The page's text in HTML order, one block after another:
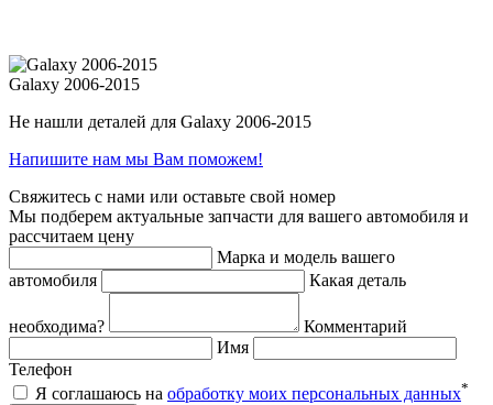
Galaxy 2006-2015
Не нашли деталей для Galaxy 2006-2015
Напишите нам мы Вам поможем!
Свяжитесь с нами или оставьте свой номер
Мы подберем актуальные запчасти для вашего автомобиля и
рассчитаем цену
Марка и модель вашего
автомобиля
Какая деталь
необходима?
Комментарий
Имя
Телефон
Я соглашаюсь на обработку моих персональных данных*